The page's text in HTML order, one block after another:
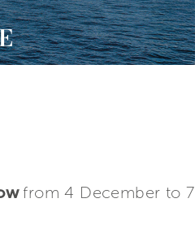
from 4 December to 7